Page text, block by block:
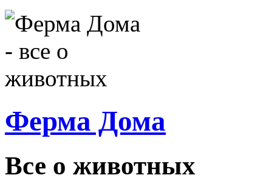
Ферма Дома
Все о животных